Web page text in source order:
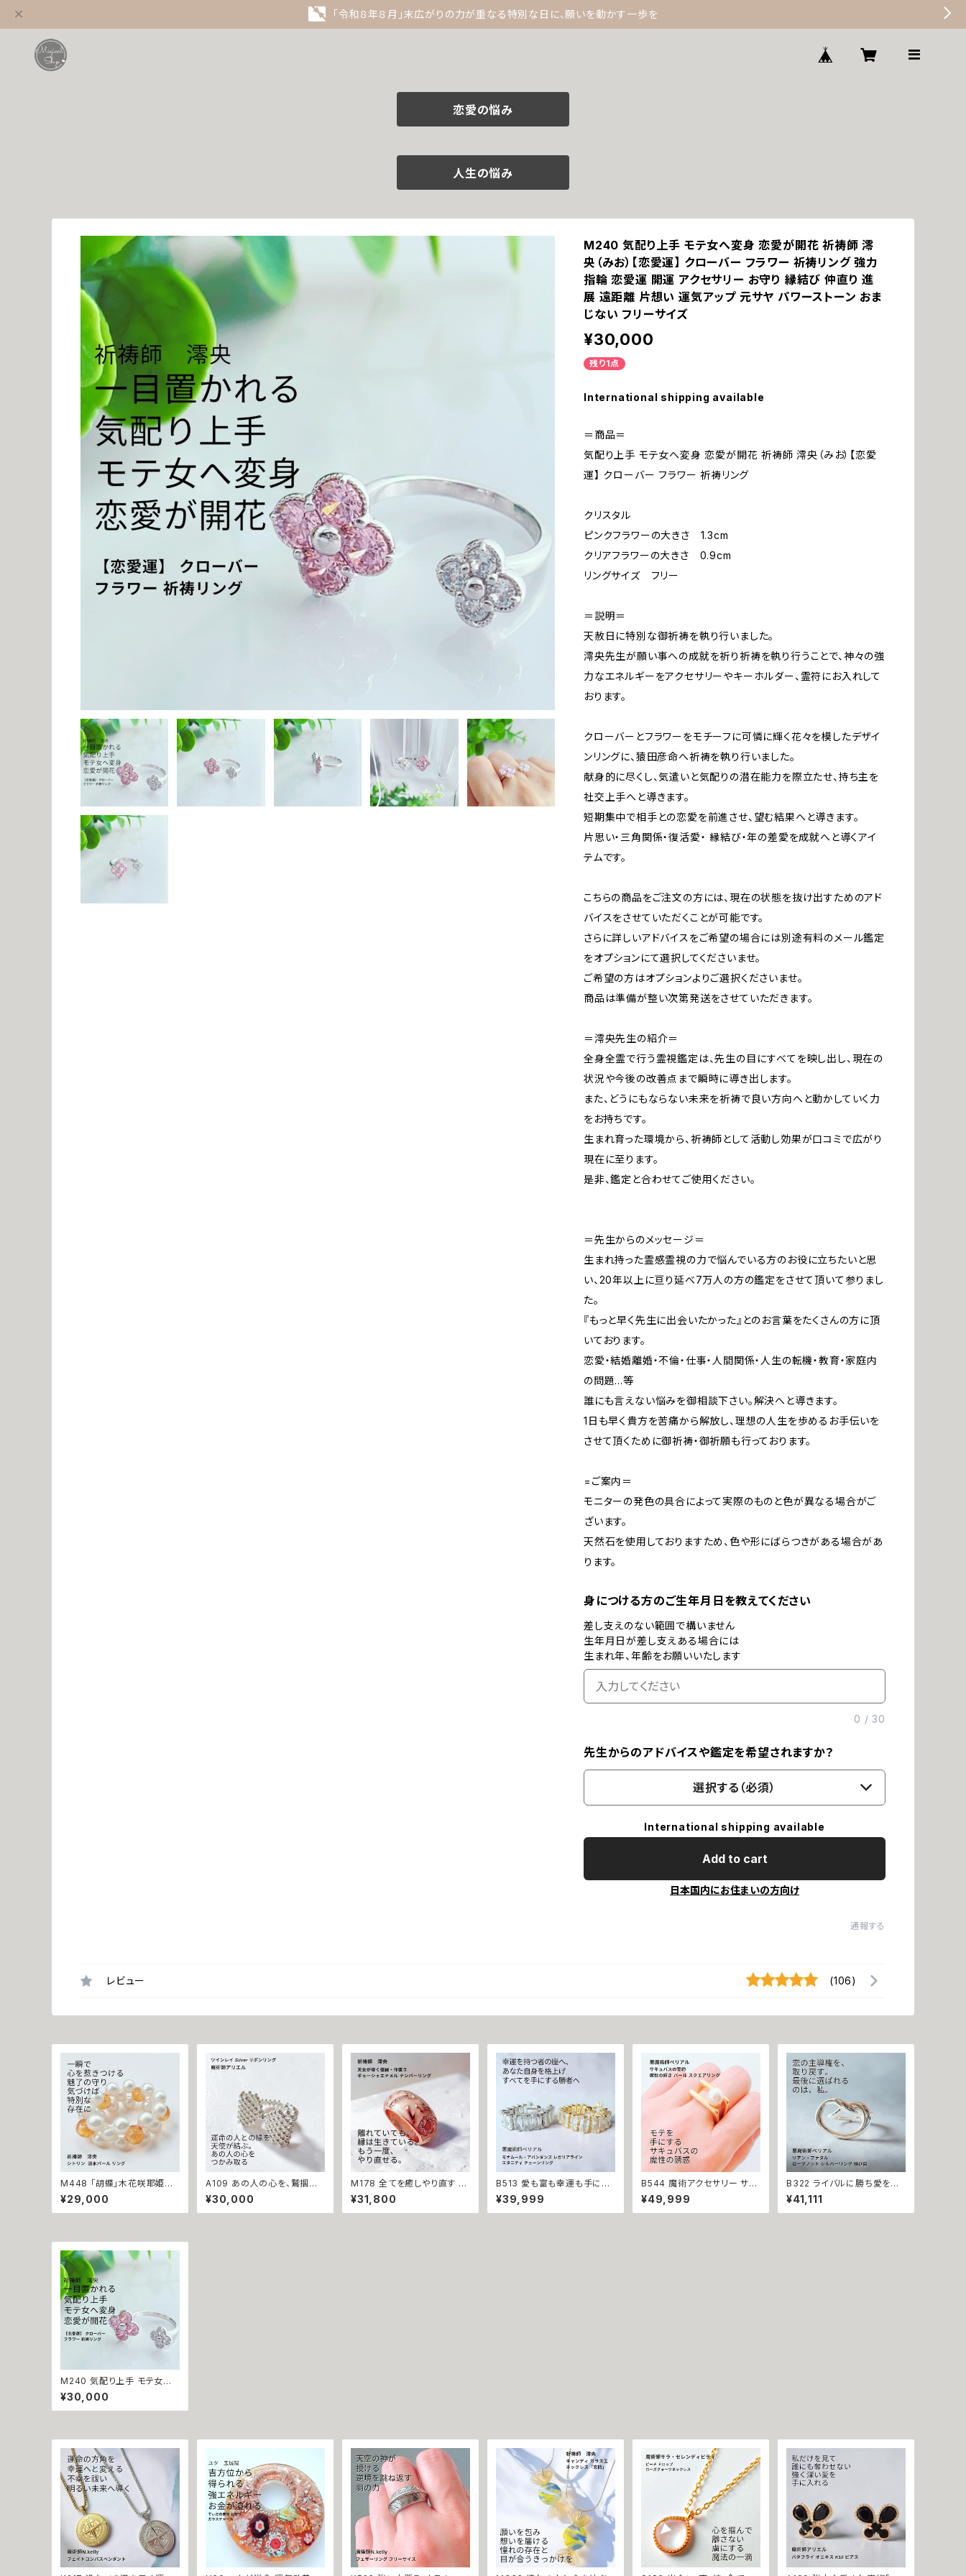
「令和８年８月」末広がりの力が重なる特別な日に、願いを動かす一歩を
恋愛の悩み
人生の悩み
M240 気配り上手 モテ女へ変身 恋愛が開花 祈祷師 澪
央（みお）【恋愛運】 クローバー フラワー 祈祷リング 強力
指輪 恋愛運 開運 アクセサリー お守り 縁結び 仲直り 進
展 遠距離 片想い 運気アップ 元サヤ パワーストーン おま
じない フリーサイズ
¥30,000
残り1点
International shipping available
＝商品＝
気配り上手 モテ女へ変身 恋愛が開花 祈祷師 澪央（みお）【恋愛
運】 クローバー フラワー 祈祷リング
クリスタル
ピンクフラワーの大きさ 1.3cm
クリアフラワーの大きさ 0.9cm
リングサイズ フリー
＝説明＝
天赦日に特別な御祈祷を執り行いました。
澪央先生が願い事への成就を祈り祈祷を執り行うことで、神々の強
力なエネルギーをアクセサリーやキーホルダー、霊符にお入れして
おります。
クローバーとフラワーをモチーフに可憐に輝く花々を模したデザイ
ンリングに、猿田彦命へ祈祷を執り行いました。
献身的に尽くし、気遣いと気配りの潜在能力を際立たせ、持ち主を
社交上手へと導きます。
短期集中で相手との恋愛を前進させ、望む結果へと導きます。
片思い・三角関係・復活愛・ 縁結び・年の差愛を成就へと導くアイ
テムです。
こちらの商品をご注文の方には、現在の状態を抜け出すためのアド
バイスをさせていただくことが可能です。
さらに詳しいアドバイスをご希望の場合には別途有料のメール鑑定
をオプションにて選択してくださいませ。
ご希望の方はオプションよりご選択くださいませ。
商品は準備が整い次第発送をさせていただきます。
＝澪央先生の紹介＝
全身全霊で行う霊視鑑定は、先生の目にすべてを映し出し、現在の
状況や今後の改善点まで瞬時に導き出します。
また、どうにもならない未来を祈祷で良い方向へと動かしていく力
をお持ちです。
生まれ育った環境から、祈祷師として活動し効果が口コミで広がり
現在に至ります。
是非、鑑定と合わせてご使用ください。
＝先生からのメッセージ＝
生まれ持った霊感霊視の力で悩んでいる方のお役に立ちたいと思
い、20年以上に亘り延べ7万人の方の鑑定をさせて頂いて参りまし
た。
『もっと早く先生に出会いたかった』とのお言葉をたくさんの方に頂
いております。
恋愛・結婚離婚・不倫・仕事・人間関係・人生の転機・教育・家庭内
の問題…等
誰にも言えない悩みを御相談下さい。解決へと導きます。
1日も早く貴方を苦痛から解放し、理想の人生を歩めるお手伝いを
させて頂くために御祈祷・御祈願も行っております。
=ご案内＝
モニターの発色の具合によって実際のものと色が異なる場合がご
ざいます。
天然石を使用しておりますため、色や形にばらつきがある場合があ
ります。
身につける方のご生年月日を教えてください
差し支えのない範囲で構いません
生年月日が差し支えある場合には
生まれ年、年齢をお願いいたします
0 /30
先生からのアドバイスや鑑定を希望されますか？
選択する（必須）
International shipping available
Add to cart
日本国内にお住まいの方向け
通報する
レビュー (106)
M448 「胡蝶」木花咲耶姫の
愛の祈り パール シトリン リン
グ 運気上昇 成功 出世 恋愛
運 魅力運 縁結び お守り 御
運グッズ 恋愛成就 引き寄せ
運命 成功運 人間関係 良縁
良縁成就 人気運 魅了 モテ
運気 恋愛 おまもり
¥29,000
A109 あの人の心を、鷲掴み。
キューピッドの矢【ツインレイ・
片思い・結婚】リボン リング
魔術師アリエル Silver925
¥30,000
M178 全てを癒しやり直す 天
女が導く 復縁・仲直り 祈祷リ
ング 数字とマチュラダイヤが
刻む、もう一度の奇跡 ギョー
¥31,800
B513 愛も富も幸運も手に入
れる 勝者の運命へ格上げ 強
力魔術 モナムール・アバンダ
ンス レガリアライン エタニテ
¥39,999
B544 魔術アクセサリー サキ
ュバスの誓約 魔性の誘惑 身
も心も虜に モテモテ パール
スクエアリング 魔性の輝き 引
¥49,999
B322 ライバルに勝ち愛を絡
め取る 溺愛魔術 ロープノット
シルバーリング 結び目 リア
ン・ファタル 魔術 悪魔術師ベ
¥41,111
M240 気配り上手 モテ女へ
変身 恋愛が開花 祈祷師 澪央
（みお）【恋愛運】 クローバー
フラワー 祈祷リング 強力 指
距離 片想い 運気アップ 元サ
ヤ パワーストーン おまじない
フリーサイズ
¥30,000